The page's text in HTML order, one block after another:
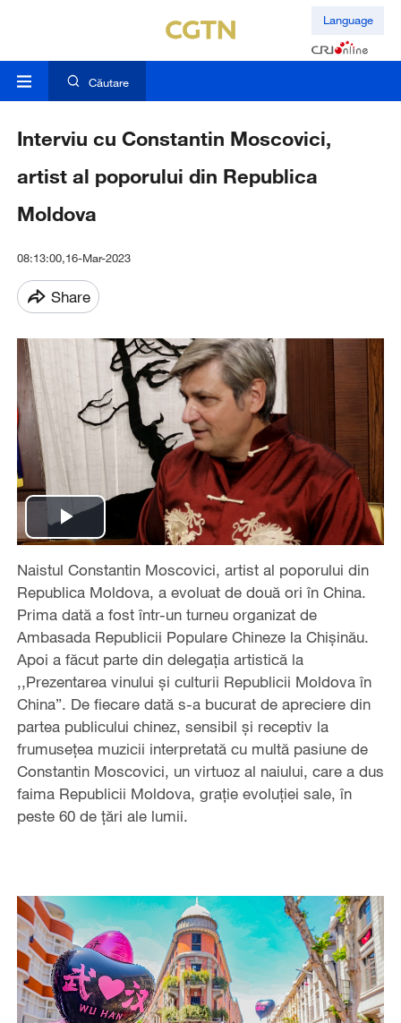
Language
Căutare
Interviu cu Constantin Moscovici,
artist al poporului din Republica
Moldova
08:13:00,16-Mar-2023
Share
Play
Video
Naistul Constantin Moscovici, artist al poporului din
Republica Moldova, a evoluat de două ori în China.
Prima dată a fost într-un turneu organizat de
Ambasada Republicii Populare Chineze la Chișinău.
Apoi a făcut parte din delegația artistică la
,,Prezentarea vinului și culturii Republicii Moldova în
China”. De fiecare dată s-a bucurat de apreciere din
partea publicului chinez, sensibil și receptiv la
frumusețea muzicii interpretată cu multă pasiune de
Constantin Moscovici, un virtuoz al naiului, care a dus
faima Republicii Moldova, grație evoluției sale, în
peste 60 de țări ale lumii.